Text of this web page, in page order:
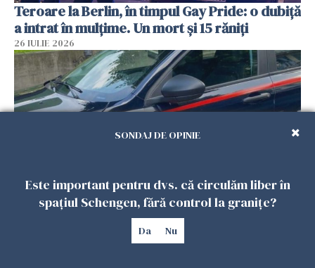
Teroare la Berlin, în timpul Gay Pride: o dubiță
a intrat în mulțime. Un mort și 15 răniți
26 IULIE 2026
Român, în stare critică după ce a intrat într-o
casă din Italia. Proprietarul spune că s-a
SONDAJ DE OPINIE
Este important pentru dvs. că circulăm liber în
spațiul Schengen, fără control la granițe?
Da Nu